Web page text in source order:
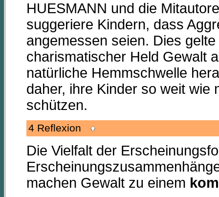
HUESMANN und die
suggeriere Kindern, dass
angemessen seien. Dies
charismatischer Held Gewalt
natürliche Hemmschwelle
daher, ihre Kinder so weit wie
schützen.
4 Reflexion
Die Vielfalt der
machen Gewalt zu einem